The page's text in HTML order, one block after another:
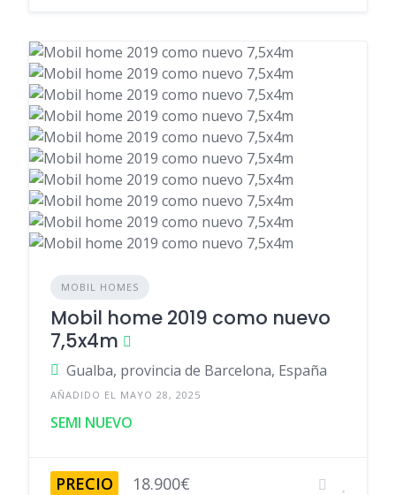
MOBIL HOMES
Mobil home 2019 como nuevo
7,5x4m
Gualba, provincia de Barcelona, España
AÑADIDO EL MAYO 28, 2025
SEMI NUEVO
PRECIO 18.900€